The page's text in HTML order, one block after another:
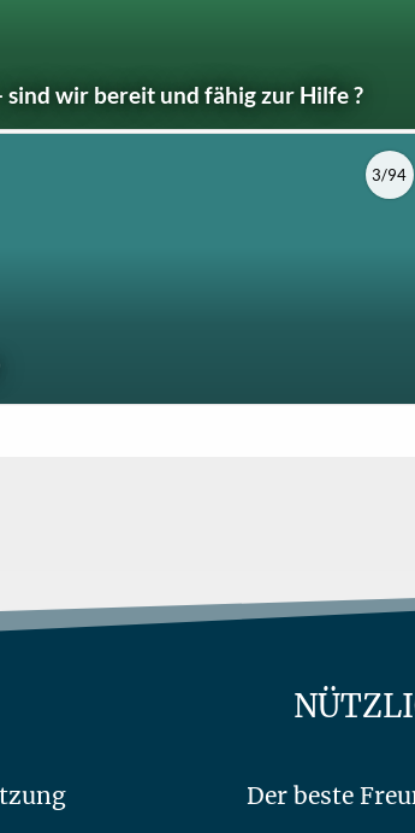
sind wir bereit und fähig zur Hilfe ?
3/94
Der beste